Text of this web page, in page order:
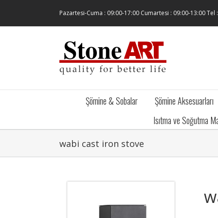
content
Pazartesi-Cuma : 09:00-17:00 Cumartesi : 09:00-13:00 Tel
Şömine & Sobalar
Şömine Aksesuarları
Isıtma ve Soğutma
wabi cast iron stove